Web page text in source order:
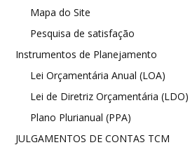
Mapa do Site
Pesquisa de satisfação
Instrumentos de Planejamento
Lei Orçamentária Anual (LOA)
Lei de Diretriz Orçamentária (LDO)
Plano Plurianual (PPA)
JULGAMENTOS DE CONTAS TCM